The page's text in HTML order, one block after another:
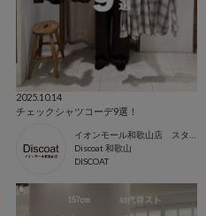
2025.10.14
チェックシャツコーデ9選！
イオンモール和歌山店 スタッフ
Discoat 和歌山
DISCOAT